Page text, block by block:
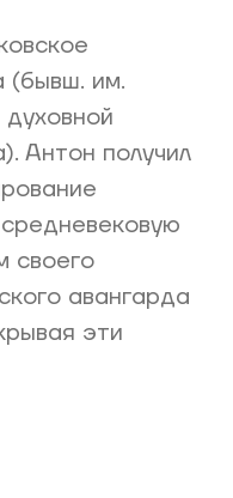
(бывш. им.
Антон получил
своего
авангарда
эти